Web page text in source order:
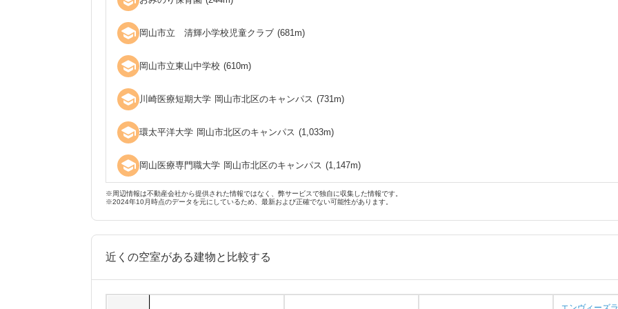
school 岡山市立 清輝小学校児童クラブ (681m)
school 岡山市立東山中学校 (610m)
school 川崎医療短期大学 岡山市北区のキャンパス (731m)
school 環太平洋大学 岡山市北区のキャンパス (1,033m)
school 岡山医療専門職大学 岡山市北区のキャンパス (1,147m)
※周辺情報は不動産会社から提供された情報ではなく、弊サービスで独自に収集した情報です。
※2024年10月時点のデータを元にしているため、最新および正確でない可能性があります。
近くの空室がある建物と比較する